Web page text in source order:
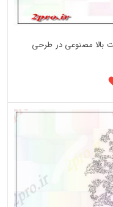
بالا مصنوعی در طرحی